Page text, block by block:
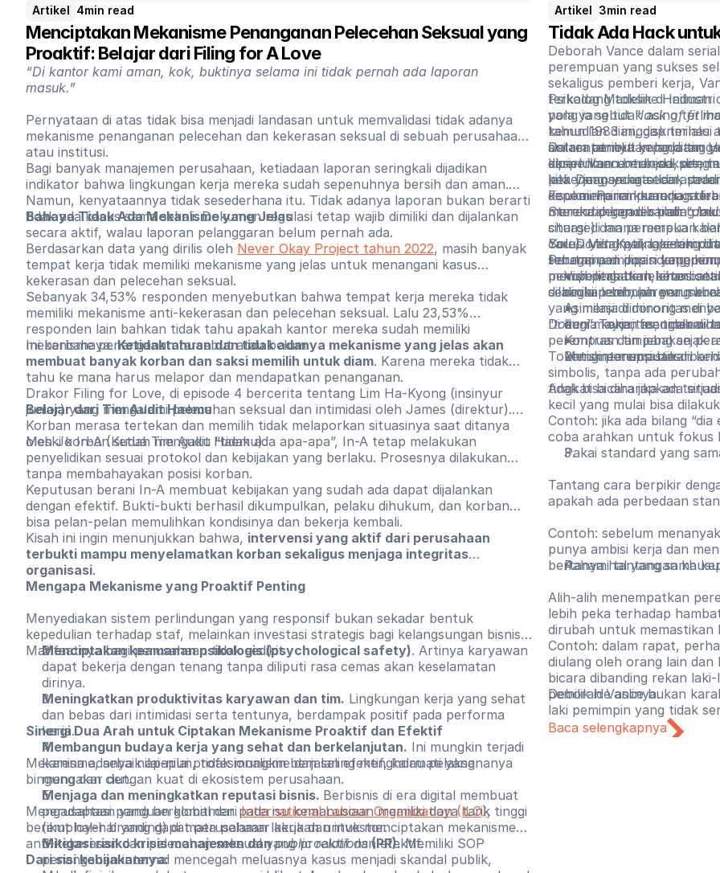
Artikel 4min read
Menciptakan Mekanisme Penanganan Pelecehan Seksual yang
Proaktif: Belajar dari Filing for A Love
“Di kantor kami aman, kok, buktinya selama ini tidak pernah ada laporan
masuk.”
Pernyataan di atas tidak bisa menjadi landasan untuk memvalidasi tidak adanya
mekanisme penanganan pelecehan dan kekerasan seksual di sebuah perusahaan
atau institusi.
Bagi banyak manajemen perusahaan, ketiadaan laporan seringkali dijadikan
indikator bahwa lingkungan kerja mereka sudah sepenuhnya bersih dan aman.
Namun, kenyataannya tidak sesederhana itu. Tidak adanya laporan bukan berarti
tidak ada kasus sama sekali. Dokumen regulasi tetap wajib dimiliki dan dijalankan
secara aktif, walau laporan pelanggaran belum pernah ada.
Bahaya Tidak Ada Mekanisme yang Jelas
Berdasarkan data yang dirilis oleh Never Okay Project tahun 2022, masih banyak
tempat kerja tidak memiliki mekanisme yang jelas untuk menangani kasus
kekerasan dan pelecehan seksual.
Sebanyak 34,53% responden menyebutkan bahwa tempat kerja mereka tidak
memiliki mekanisme anti-kekerasan dan pelecehan seksual. Lalu 23,53%
responden lain bahkan tidak tahu apakah kantor mereka sudah memiliki
mekanisme penanganan tersebut atau belum.
Ini berbahaya.Ketidaktahuan dan tidak adanya mekanisme yang jelas akan
membuat banyak korban dan saksi memilih untuk diam. Karena mereka tidak
tahu ke mana harus melapor dan mendapatkan penanganan.
Belajar dari Tim Audit Haemu
Drakor Filing for Love, di episode 4 bercerita tentang Lim Ha-Kyong (insinyur
junior) yang mengalami pelecehan seksual dan intimidasi oleh James (direktur).
Korban merasa tertekan dan memilih tidak melaporkan situasinya saat ditanya
oleh Jo In-A (Ketua Tim Audit Haemu).
Meski korban sudah mengaku “tidak ada apa-apa”, In-A tetap melakukan
penyelidikan sesuai protokol dan kebijakan yang berlaku. Prosesnya dilakukan
tanpa membahayakan posisi korban.
Keputusan berani In-A membuat kebijakan yang sudah ada dapat dijalankan
dengan efektif. Bukti-bukti berhasil dikumpulkan, pelaku dihukum, dan korban
bisa pelan-pelan memulihkan kondisinya dan bekerja kembali.
Kisah ini ingin menunjukkan bahwa, intervensi yang aktif dari perusahaan
terbukti mampu menyelamatkan korban sekaligus menjaga integritas
organisasi.
Mengapa Mekanisme yang Proaktif Penting
Menyediakan sistem perlindungan yang responsif bukan sekadar bentuk
kepedulian terhadap staf, melainkan investasi strategis bagi kelangsungan bisnis.
Manfaatnya bagi perusahaan tidak sedikit
Menciptakan keamanan psikologis (psychological safety). Artinya karyawan
dapat bekerja dengan tenang tanpa diliputi rasa cemas akan keselamatan
dirinya.
Meningkatkan produktivitas karyawan dan tim. Lingkungan kerja yang sehat
dan bebas dari intimidasi serta tentunya, berdampak positif pada performa
kerja.
Membangun budaya kerja yang sehat dan berkelanjutan. Ini mungkin terjadi
karena adanya nilai-nilai profesionalisme dan saling menghormati yang
mengakar dengan kuat di ekosistem perusahaan.
Menjaga dan meningkatkan reputasi bisnis. Berbisnis di era digital membuat
perusahaan yang berkomitmen pada isu kemanusiaan memiliki daya tarik tinggi
(employer branding) di mata pelamar kerja dan investor.
Mitigasi risiko krisis manajemen danpublic relations(PR).Memiliki SOP
penanganan internal mencegah meluasnya kasus menjadi skandal publik,
Sinergi Dua Arah untuk Ciptakan Mekanisme Proaktif dan Efektif
Mekanisme, sebaik apapun, tidak mungkin berjalan efektif, kalau pelaksananya
bingung dan ciut.
Mengadaptasi panduan global dariInternational Labour Organization (ILO),
berikut hal-hal yang dapat perusahaan lakukan untuk menciptakan mekanisme
anti-kekerasan dan pelecehan seksual yang proaktif dan efektif.
Dari sisi kebijakannya:
Artikel 3min read
Tidak Ada Hack
Deborah Vance dalam
perempuan yang sukses
sekaligus pemberi kerja,
terkadang toksik di
pola yang tidak asing
kemudian dianggap terlalu
sisi rentannya kepada tim
karier Vance menjadi
kita yang secara tidak
Psikolog Madeline
yang ia sebut “lack of fit
tahun 1983 ini,
antara atribut yang
diperlukan untuk sukses,
laki. Dengan kata lain,
kepemimpinan karena
Stereotip gender pada
charge) dan perempuan
care). Misalnya, laki-laki
Perempuan dipandang
Dalam penelitian lanjutan
eksperimen berbeda,
pekerjaan yang secara
disukai. Perempuan juga
merendahkan dibanding
Fenomena ini kemudian
mereka dengan istilah “
situasi di mana mereka
You Don't.Ketika
sebagai pemimpin yang
penuh perhatian,
sebagai pemimpin yang
Solusi yang paling sering
terutama di posisi
memperingatkan
dilakukan sebuah
yang menjadi minoritas di
“token”. Token mengalami
Visibilitas berlebihan:
dinilai lebih, karena
Asimilasi: didorong
bagi mayoritas, tidak
Kontras dan jebakan
untuk perempuan
Di dunia kerja, fenomena
perempuan timpang sejak
Tokenisme memastikan
simbolis, tanpa ada
tidak bisa diharapkan
kecil yang mulai bisa
Menginterupsi bias
Angkat bicara jika ada
Contoh: jika ada bilang
coba arahkan untuk fokus
Pakai standard yang
Tantang cara berpikir
apakah ada perbedaan
Contoh: sebelum
punya ambisi kerja dan
bertanya hal yang sama
Pahami tantangan
Alih-alih menempatkan
lebih peka terhadap
dirubah untuk memastikan
Contoh: dalam rapat,
diulang oleh orang lain
bicara dibanding rekan
pemilik ide aslinya.
Deborah Vance bukan
laki pemimpin yang tidak
berkembang, gagal, dan
sempurna lebih sering
Baca selengkapnya